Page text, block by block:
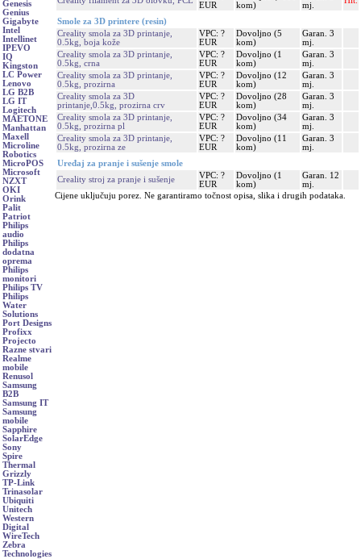
Genesis
Genius
Gigabyte
Intel
Intellinet
IPEVO
IQ
Kingston
LC Power
Lenovo
LG B2B
LG IT
Logitech
MAETONE
Manhattan
Maxell
Microline
Robotics
MicroPOS
Microsoft
NZXT
OKI
Orink
Palit
Patriot
Philips
audio
Philips
dodatna
oprema
Philips
monitori
Philips TV
Philips
Water
Solutions
Port Designs
Profixx
Projecto
Razne stvari
Realme
mobile
Renusol
Samsung
B2B
Samsung IT
Samsung
mobile
Sapphire
SolarEdge
Sony
Spire
Thermal
Grizzly
TP-Link
Trinasolar
Ubiquiti
Unitech
Western
Digital
WireTech
Zebra
Technologies
EUR
kom)
mj.
Smole za 3D printere (resin)
Creality smola za 3D printanje,
0.5kg, boja kože
VPC: ?
EUR
Dovoljno (5
kom)
Garan. 3
mj.
Creality smola za 3D printanje,
0.5kg, crna
VPC: ?
EUR
Dovoljno (1
kom)
Garan. 3
mj.
Creality smola za 3D printanje,
0.5kg, prozirna
VPC: ?
EUR
Dovoljno (12
kom)
Garan. 3
mj.
Creality smola za 3D
printanje,0.5kg, prozirna crv
VPC: ?
EUR
Dovoljno (28
kom)
Garan. 3
mj.
Creality smola za 3D printanje,
0.5kg, prozirna pl
VPC: ?
EUR
Dovoljno (34
kom)
Garan. 3
mj.
Creality smola za 3D printanje,
0.5kg, prozirna ze
VPC: ?
EUR
Dovoljno (11
kom)
Garan. 3
mj.
Uređaj za pranje i sušenje smole
Creality stroj za pranje i sušenje
VPC: ?
EUR
Dovoljno (1
kom)
Garan. 12
mj.
Cijene uključuju porez. Ne garantiramo točnost opisa, slika i drugih podataka.